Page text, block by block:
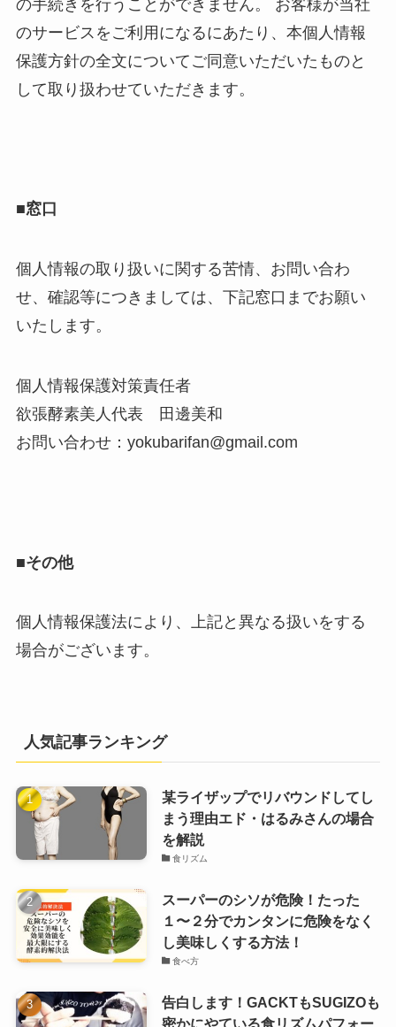
の手続きを行うことができません。 お客様が当社
のサービスをご利用になるにあたり、本個人情報
保護方針の全文についてご同意いただいたものと
して取り扱わせていただきます。
■窓口
個人情報の取り扱いに関する苦情、お問い合わ
せ、確認等につきましては、下記窓口までお願い
いたします。
個人情報保護対策責任者
欲張酵素美人代表 田邊美和
お問い合わせ：yokubarifan@gmail.com
■その他
個人情報保護法により、上記と異なる扱いをする
場合がございます。
人気記事ランキング
某ライザップでリバウンドしてし
まう理由エド・はるみさんの場合
を解説
食リズム
スーパーのシソが危険！たった
１〜２分でカンタンに危険をなく
し美味しくする方法！
食べ方
告白します！GACKTもSUGIZOも
密かにやている食リズムパフォー